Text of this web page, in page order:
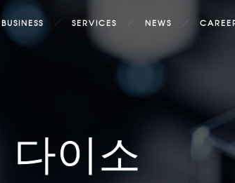
BUSINESS SERVICES NEWS
다이소